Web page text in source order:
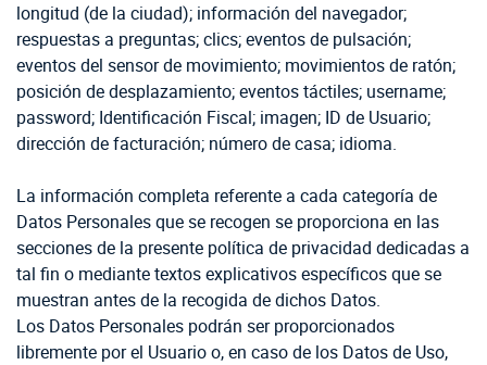
longitud (de la ciudad); información del navegador;
respuestas a preguntas; clics; eventos de pulsación;
eventos del sensor de movimiento; movimientos de ratón;
posición de desplazamiento; eventos táctiles; username;
password; Identificación Fiscal; imagen; ID de Usuario;
dirección de facturación; número de casa; idioma.
La información completa referente a cada categoría de
Datos Personales que se recogen se proporciona en las
secciones de la presente política de privacidad dedicadas a
tal fin o mediante textos explicativos específicos que se
muestran antes de la recogida de dichos Datos.
Los Datos Personales podrán ser proporcionados
libremente por el Usuario o, en caso de los Datos de Uso,